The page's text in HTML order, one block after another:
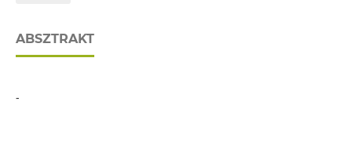
ABSZTRAKT
-